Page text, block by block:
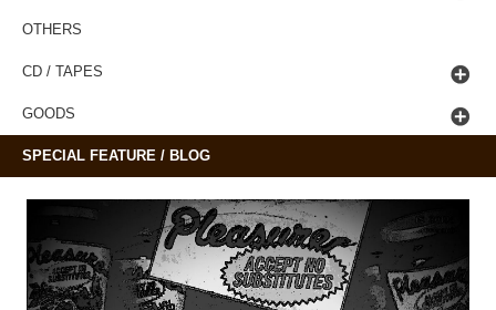
OTHERS
CD / TAPES
GOODS
SPECIAL FEATURE / BLOG